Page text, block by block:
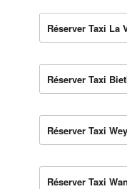
Réserver Taxi La
Réserver Taxi
Réserver Taxi
Réserver Taxi